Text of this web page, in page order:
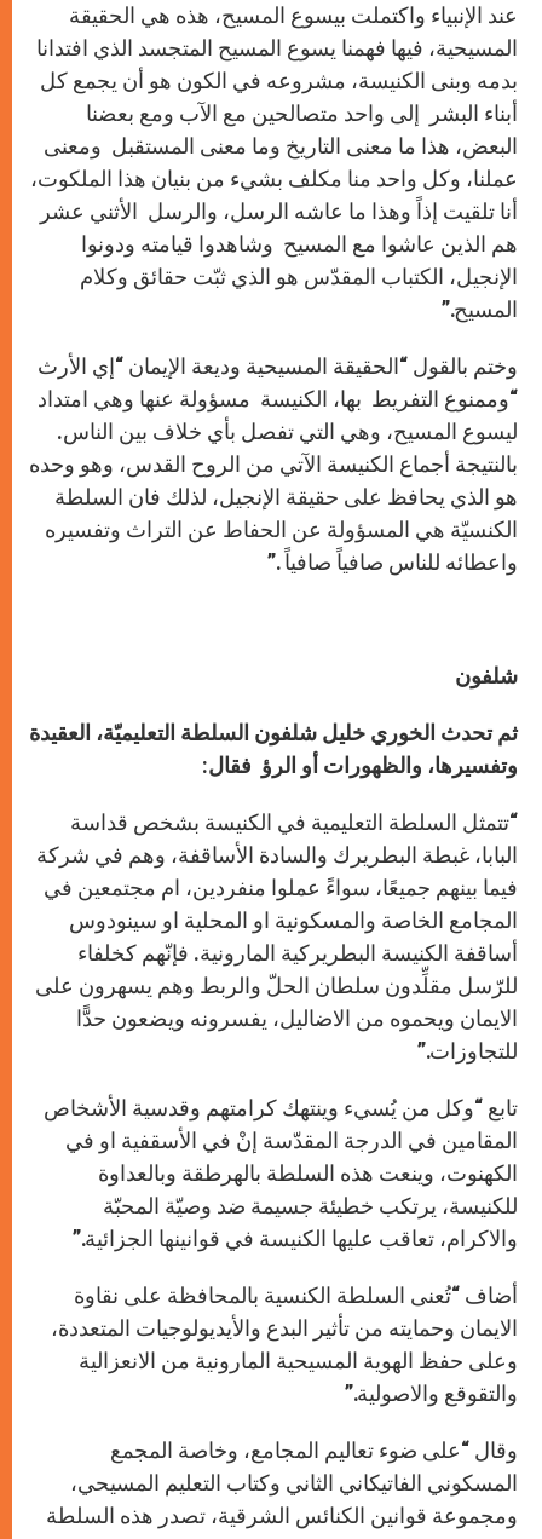
عند الإنبياء واكتملت بيسوع المسيح، هذه هي الحقيقة
المسيحية، فيها فهمنا يسوع المسيح المتجسد الذي افتدانا
بدمه وبنى الكنيسة، مشروعه في الكون هو أن يجمع كل
أبناء البشر إلى واحد متصالحين مع الآب ومع بعضنا
البعض، هذا ما معنى التاريخ وما معنى المستقبل ومعنى
عملنا، وكل واحد منا مكلف بشيء من بنيان هذا الملكوت،
أنا تلقيت إذاً وهذا ما عاشه الرسل، والرسل الأثني عشر
هم الذين عاشوا مع المسيح وشاهدوا قيامته ودونوا
الإنجيل، الكتباب المقدّس هو الذي ثبّت حقائق وكلام
المسيح.”
وختم بالقول “الحقيقة المسيحية وديعة الإيمان “إي الأرث
“وممنوع التفريط بها، الكنيسة مسؤولة عنها وهي امتداد
ليسوع المسيح، وهي التي تفصل بأي خلاف بين الناس.
بالنتيجة أجماع الكنيسة الآتي من الروح القدس، وهو وحده
هو الذي يحافظ على حقيقة الإنجيل، لذلك فان السلطة
الكنسيّة هي المسؤولة عن الحفاط عن التراث وتفسيره
واعطائه للناس صافياً صافياً .”
شلفون
ثم تحدث الخوري خليل شلفون السلطة التعليميّة، العقيدة
وتفسيرها، والظهورات أو الرؤ فقال:
“تتمثل السلطة التعليمية في الكنيسة بشخص قداسة
البابا، غبطة البطريرك والسادة الأساقفة، وهم في شركة
فيما بينهم جميعًا، سواءً عملوا منفردين، ام مجتمعين في
المجامع الخاصة والمسكونية او المحلية او سينودوس
أساقفة الكنيسة البطريركية المارونية. فإنّهم كخلفاء
للرّسل مقلِّدون سلطان الحلّ والربط وهم يسهرون على
الايمان ويحموه من الاضاليل، يفسرونه ويضعون حدًّا
للتجاوزات.”
تابع “وكل من يُسيء وينتهك كرامتهم وقدسية الأشخاص
المقامين في الدرجة المقدّسة إنْ في الأسقفية او في
الكهنوت، وينعت هذه السلطة بالهرطقة وبالعداوة
للكنيسة، يرتكب خطيئة جسيمة ضد وصيّة المحبّة
والاكرام، تعاقب عليها الكنيسة في قوانينها الجزائية.”
أضاف “تُعنى السلطة الكنسية بالمحافظة على نقاوة
الايمان وحمايته من تأثير البدع والأيديولوجيات المتعددة،
وعلى حفظ الهوية المسيحية المارونية من الانعزالية
والتقوقع والاصولية.”
وقال “على ضوء تعاليم المجامع، وخاصة المجمع
المسكوني الفاتيكاني الثاني وكتاب التعليم المسيحي،
ومجموعة قوانين الكنائس الشرقية، تصدر هذه السلطة